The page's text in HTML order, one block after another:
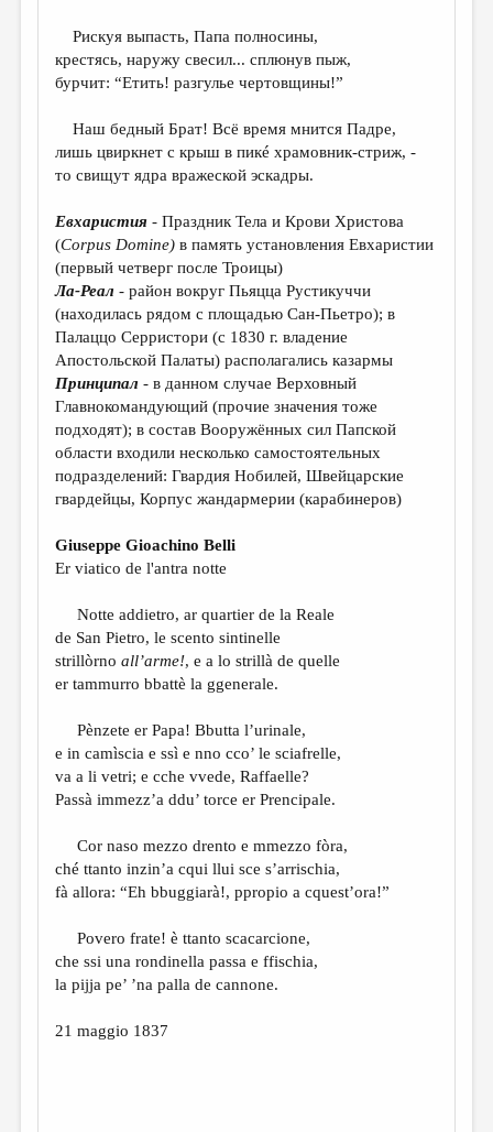
КОНКУРСЫ
КНИЖНАЯ ПОЛКА
ОБЗОР ЛИТЕРАТУРЫ
СТРАНИЦЫ ПАМЯТИ
ОБЪЯВЛЕНИЯ
КОЛОНКА РЕДАКТОРА
РЕДКОЛЛЕГИЯ
ОТ РЕДАКЦИИ
МАЛАЯ ПРОЗА
ЭССЕИСТИКА
ЛИТЕРАТУРОВЕДЕНИЕ
ПУБЛИЦИСТИКА
РЕЦЕНЗИРОВАНИЕ
ЦИКЛЫ ПУБЛИКАЦИЙ
ТРЕДИАКОВСКИЙ
МЕДИА
ВКОНТАКТЕ
Рискуя выпасть, Папа полносины,
крестясь, наружу свесил... сплюнув пыж,
бурчит: “Етить! разгулье чертовщины!”
Наш бедный Брат! Всё время мнится Падре,
лишь цвиркнет с крыш в пикé храмовник-стриж, -
то свищут ядра вражеской эскадры.
Евхаристия - Праздник Тела и Крови Христова
(Corpus Domine) в память установления Евхаристии
(первый четверг после Троицы)
Ла-Реал - район вокруг Пьяцца Рустикуччи
(находилась рядом с площадью Сан-Пьетро); в
Палаццо Серристори (с 1830 г. владение
Апостольской Палаты) располагались казармы
Принципал - в данном случае Верховный
Главнокомандующий (прочие значения тоже
подходят); в состав Вооружённых сил Папской
области входили несколько самостоятельных
подразделений: Гвардия Нобилей, Швейцарские
гвардейцы, Корпус жандармерии (карабинеров)
Giuseppe Gioachino Belli
Er viatico de l'antra notte
Notte addietro, ar quartier de la Reale
de San Pietro, le scento sintinelle
strillòrnoall’arme!, e a lo strillà de quelle
er tammurro bbattè la ggenerale.
Pènzete er Papa! Bbutta l’urinale,
e in camìscia e ssì e nno cco’ le sciafrelle,
va a li vetri; e cche vvede, Raffaelle?
Passà immezz’a ddu’ torce er Prencipale.
Cor naso mezzo drento e mmezzo fòra,
ché ttanto inzin’a cqui llui sce s’arrischia,
fà allora: “Eh bbuggiarà!, ppropio a cquest’ora!”
Povero frate! è ttanto scacarcione,
che ssi una rondinella passa e ffischia,
la pijja pe’ ’na palla de cannone.
21 maggio 1837